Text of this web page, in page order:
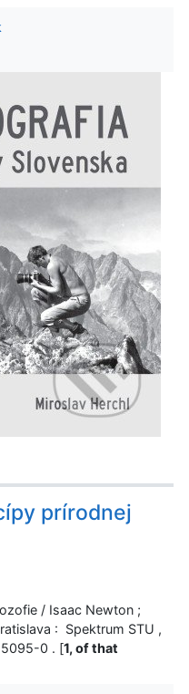
prírodnej
/ Isaac Newton ;
: Spektrum STU ,
0 . [1, of that